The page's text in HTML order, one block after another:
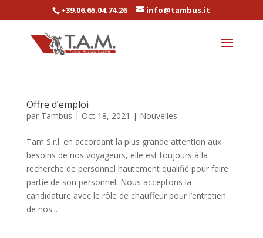
+39.06.65.04.74.26 info@tambus.it
Offre d’emploi
par Tambus | Oct 18, 2021 | Nouvelles
Tam S.r.l. en accordant la plus grande attention aux
besoins de nos voyageurs, elle est toujours à la
recherche de personnel hautement qualifié pour faire
partie de son personnel. Nous acceptons la
candidature avec le rôle de chauffeur pour l’entretien
de nos...